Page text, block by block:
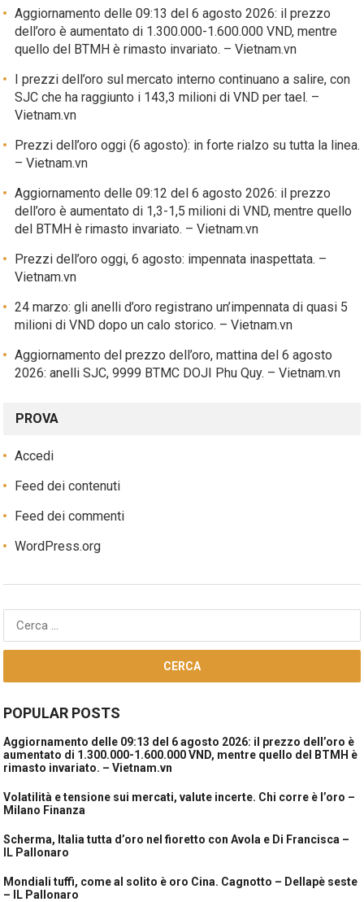
Aggiornamento delle 09:13 del 6 agosto 2026: il prezzo
dell’oro è aumentato di 1.300.000-1.600.000 VND, mentre
quello del BTMH è rimasto invariato. – Vietnam.vn
I prezzi dell’oro sul mercato interno continuano a salire, con
SJC che ha raggiunto i 143,3 milioni di VND per tael. –
Vietnam.vn
Prezzi dell’oro oggi (6 agosto): in forte rialzo su tutta la linea.
– Vietnam.vn
Aggiornamento delle 09:12 del 6 agosto 2026: il prezzo
dell’oro è aumentato di 1,3-1,5 milioni di VND, mentre quello
del BTMH è rimasto invariato. – Vietnam.vn
Prezzi dell’oro oggi, 6 agosto: impennata inaspettata. –
Vietnam.vn
24 marzo: gli anelli d’oro registrano un’impennata di quasi 5
milioni di VND dopo un calo storico. – Vietnam.vn
Aggiornamento del prezzo dell’oro, mattina del 6 agosto
2026: anelli SJC, 9999 BTMC DOJI Phu Quy. – Vietnam.vn
PROVA
Accedi
Feed dei contenuti
Feed dei commenti
WordPress.org
Ricerca
per:
POPULAR POSTS
Aggiornamento delle 09:13 del 6 agosto 2026: il prezzo dell’oro è
aumentato di 1.300.000-1.600.000 VND, mentre quello del BTMH è
rimasto invariato. – Vietnam.vn
Volatilità e tensione sui mercati, valute incerte. Chi corre è l’oro –
Milano Finanza
Scherma, Italia tutta d’oro nel fioretto con Avola e Di Francisca –
IL Pallonaro
Mondiali tuffi, come al solito è oro Cina. Cagnotto – Dellapè seste
– IL Pallonaro